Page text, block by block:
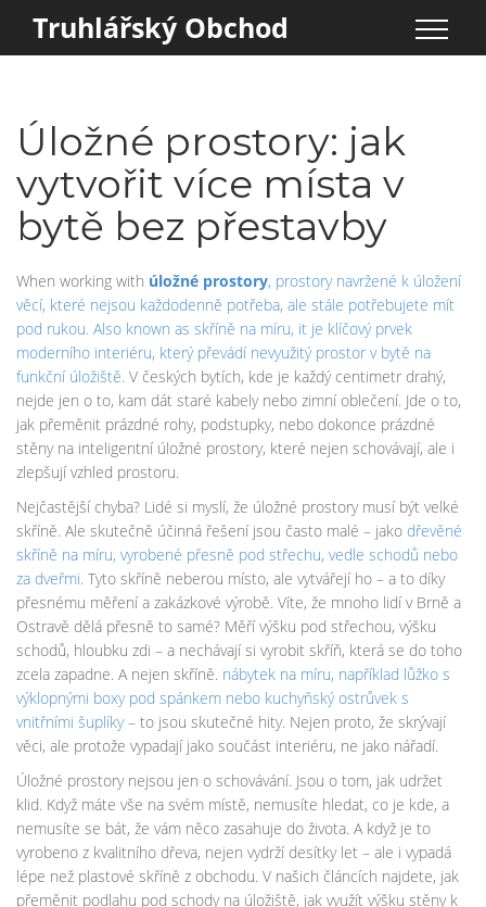
Truhlářský Obchod
Úložné prostory: jak
vytvořit více místa v
bytě bez přestavby
When working with úložné prostory, prostory navržené k úložení
věcí, které nejsou každodenně potřeba, ale stále potřebujete mít
pod rukou. Also known as skříně na míru, it je klíčový prvek
moderního interiéru, který převádí nevyužitý prostor v bytě na
funkční úložiště. V českých bytích, kde je každý centimetr drahý,
nejde jen o to, kam dát staré kabely nebo zimní oblečení. Jde o to,
jak přeměnit prázdné rohy, podstupky, nebo dokonce prázdné
stěny na inteligentní úložné prostory, které nejen schovávají, ale i
zlepšují vzhled prostoru.
Nejčastější chyba? Lidé si myslí, že úložné prostory musí být velké
skříně. Ale skutečně účinná řešení jsou často malé – jako dřevěné
skříně na míru, vyrobené přesně pod střechu, vedle schodů nebo
za dveřmi. Tyto skříně neberou místo, ale vytvářejí ho – a to díky
přesnému měření a zakázkové výrobě. Víte, že mnoho lidí v Brně a
Ostravě dělá přesně to samé? Měří výšku pod střechou, výšku
schodů, hloubku zdi – a nechávají si vyrobit skříň, která se do toho
zcela zapadne. A nejen skříně. nábytek na míru, například lůžko s
výklopnými boxy pod spánkem nebo kuchyňský ostrůvek s
vnitřními šuplíky– to jsou skutečné hity. Nejen proto, že skrývají
věci, ale protože vypadají jako součást interiéru, ne jako nářadí.
Úložné prostory nejsou jen o schovávání. Jsou o tom, jak udržet
klid. Když máte vše na svém místě, nemusíte hledat, co je kde, a
nemusíte se bát, že vám něco zasahuje do života. A když je to
vyrobeno z kvalitního dřeva, nejen vydrží desítky let – ale i vypadá
lépe než plastové skříně z obchodu. V našich článcích najdete, jak
přeměnit podlahu pod schody na úložiště, jak využít výšku stěny k